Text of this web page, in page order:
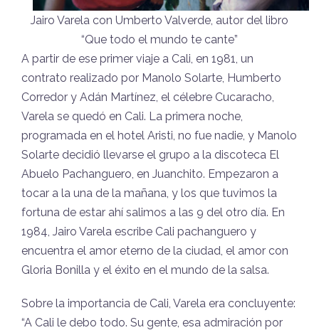
Jairo Varela con Umberto Valverde, autor del libro
“Que todo el mundo te cante”
A partir de ese primer viaje a Cali, en 1981, un
contrato realizado por Manolo Solarte, Humberto
Corredor y Adán Martínez, el célebre Cucaracho,
Varela se quedó en Cali. La primera noche,
programada en el hotel Aristi, no fue nadie, y Manolo
Solarte decidió llevarse el grupo a la discoteca El
Abuelo Pachanguero, en Juanchito. Empezaron a
tocar a la una de la mañana, y los que tuvimos la
fortuna de estar ahí salimos a las 9 del otro día. En
1984, Jairo Varela escribe Cali pachanguero y
encuentra el amor eterno de la ciudad, el amor con
Gloria Bonilla y el éxito en el mundo de la salsa.
Sobre la importancia de Cali, Varela era concluyente:
“A Cali le debo todo. Su gente, esa admiración por